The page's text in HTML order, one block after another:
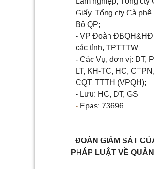
Giấy, Tổng cty Cà
Bộ QP;
- VP Đoàn
các tỉnh, TPTTTW;
- Các Vụ,đơn vị: DT,
LT, KH-TC, HC,
CQT, TTTH (VPQH);
- Lưu: HC, DT, GS;
- Epas: 73696
ĐOÀN GIÁM SÁT
PHÁP LUẬT VỀ